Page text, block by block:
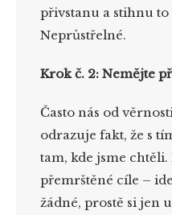
přivstanu a stihnu
Neprůstřelné.
Krok č. 2: Nemějte
Často nás od
odrazuje fakt, že s
tam, kde jsme
přemrštěné cíle –
žádné, prostě si jen